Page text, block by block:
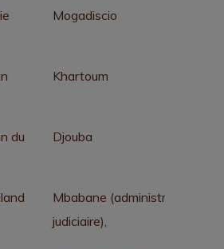
Mogadiscio
Khartoum
du
Djouba
Mbabane (administrative et
judiciaire),